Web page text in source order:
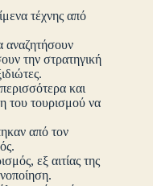
τέχνης από
αναζητήσουν
την στρατηγική
και
του τουρισμού να
από τον
εξ αιτίας της